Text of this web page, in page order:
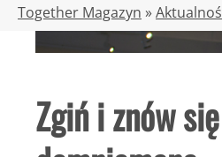
Together Magazyn »
Zgiń i znów